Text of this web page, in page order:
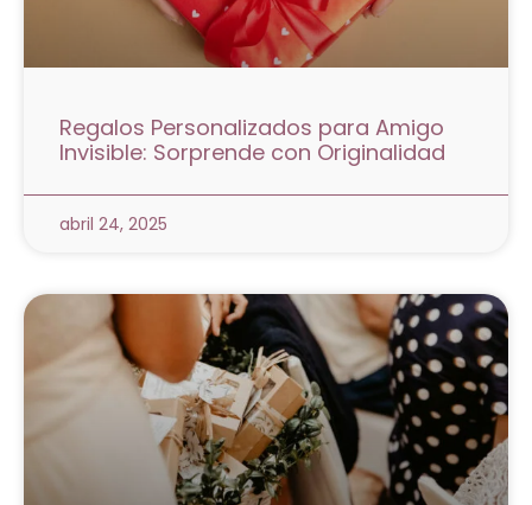
Regalos Personalizados para Amigo
Invisible: Sorprende con Originalidad
abril 24, 2025